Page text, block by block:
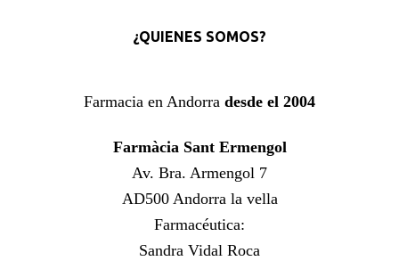
¿QUIENES SOMOS?
Farmacia en Andorra desde el 2004
Farmàcia Sant Ermengol
Av. Bra. Armengol 7
AD500 Andorra la vella
Farmacéutica:
Sandra Vidal Roca